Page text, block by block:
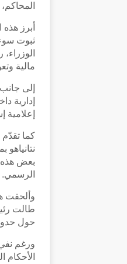
ثبوت
مالية
إلى
إدارية
كما
بعض هذه
الرسمي.
وألحقت
طالت
حول حدود
ورغم نفي